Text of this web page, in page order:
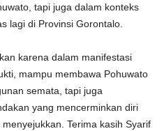
tapi juga dalam konteks
lagi di Provinsi Gorontalo.
karena dalam manifestasi
mampu membawa Pohuwato
semata, tapi juga
yang mencerminkan diri
Terima kasih Syarif